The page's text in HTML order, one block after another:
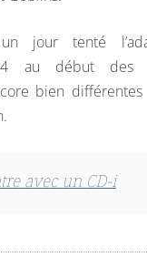
jour tenté
au début des
bien
avec un CD-i